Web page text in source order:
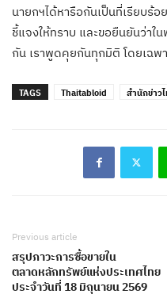
นายกฯได้หารือกันเป็นที่เรียบร้
ชี้แจงให้ทราบ และขอยืนยันว่าใ
กัน เราพูดคุยกันทุกมิติ โดยเฉ
TAGS Thaitabloid สำนักข่าว
Previous article
สรุปภาวะการซื้อขายใน
ตลาดหลักทรัพย์แห่งประเทศไทย
ประจำวันที่ 18 มิถุนายน 2569